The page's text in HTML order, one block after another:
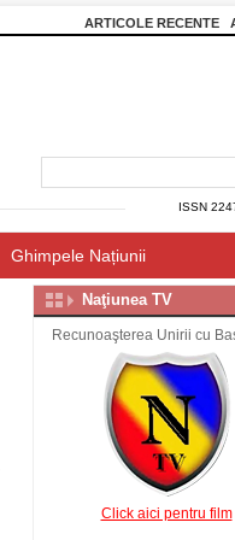
ARTICOLE RECENTE
ISSN
Ghimpele Națiunii
Naţiunea TV
Recunoaşterea Unirii cu
Click aici pentru film